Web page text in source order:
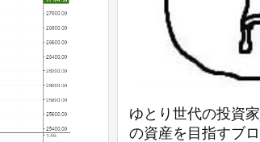
ゆとり世代の投資
の資産を目指すブ